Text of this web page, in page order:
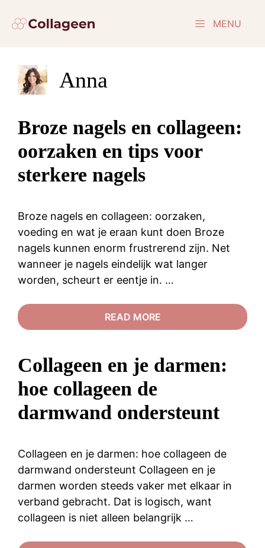
naar
MENU
Anna
Broze nagels en collageen:
oorzaken en tips voor
sterkere nagels
Broze nagels en collageen: oorzaken,
voeding en wat je eraan kunt doen Broze
nagels kunnen enorm frustrerend zijn. Net
wanneer je nagels eindelijk wat langer
worden, scheurt er eentje in. …
READ MORE
Collageen en je darmen:
hoe collageen de
darmwand ondersteunt
Collageen en je darmen: hoe collageen de
darmwand ondersteunt Collageen en je
darmen worden steeds vaker met elkaar in
verband gebracht. Dat is logisch, want
collageen is niet alleen belangrijk …